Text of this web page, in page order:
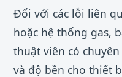
Đối với các lỗi liên
hoặc hệ thống gas,
thuật viên có
và độ bền cho thiết